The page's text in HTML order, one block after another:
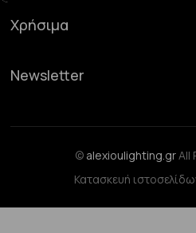
Χρήσιμα
Newsletter
© alexioulighting.grAll
Κατασκευή